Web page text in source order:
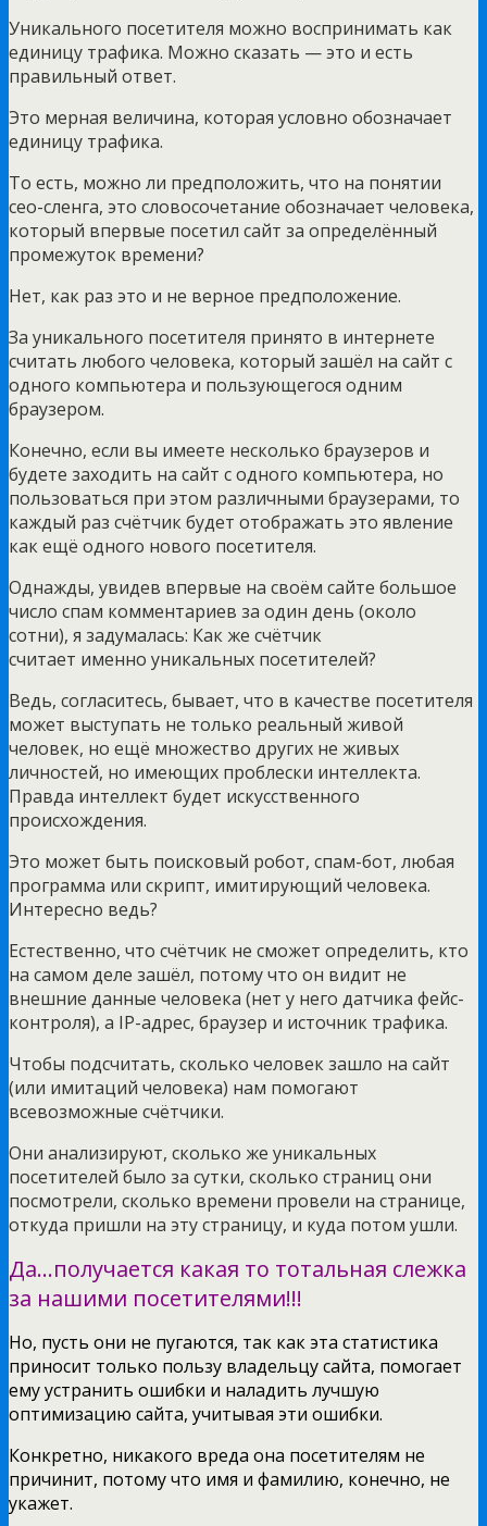
Уникального посетителя можно воспринимать как
единицу трафика. Можно сказать — это и есть
правильный ответ.
Это мерная величина, которая условно обозначает
единицу трафика.
То есть, можно ли предположить, что на понятии
сео-сленга, это словосочетание обозначает человека,
который впервые посетил сайт за определённый
промежуток времени?
Нет, как раз это и не верное предположение.
За уникального посетителя принято в интернете
считать любого человека, который зашёл на сайт с
одного компьютера и пользующегося одним
браузером.
Конечно, если вы имеете несколько браузеров и
будете заходить на сайт с одного компьютера, но
пользоваться при этом различными браузерами, то
каждый раз счётчик будет отображать это явление
как ещё одного нового посетителя.
Однажды, увидев впервые на своём сайте большое
число спам комментариев за один день (около
сотни), я задумалась: Как же счётчик
считает именно уникальных посетителей?
Ведь, согласитесь, бывает, что в качестве посетителя
может выступать не только реальный живой
человек, но ещё множество других не живых
личностей, но имеющих проблески интеллекта.
Правда интеллект будет искусственного
происхождения.
Это может быть поисковый робот, спам-бот, любая
программа или скрипт, имитирующий человека.
Интересно ведь?
Естественно, что счётчик не сможет определить, кто
на самом деле зашёл, потому что он видит не
внешние данные человека (нет у него датчика фейс-
контроля), а IP-адрес, браузер и источник трафика.
Чтобы подсчитать, сколько человек зашло на сайт
(или имитаций человека) нам помогают
всевозможные счётчики.
Они анализируют, сколько же уникальных
посетителей было за сутки, сколько страниц они
посмотрели, сколько времени провели на странице,
откуда пришли на эту страницу, и куда потом ушли.
Да…получается какая то тотальная слежка
за нашими посетителями!!!
Но, пусть они не пугаются, так как эта статистика
приносит только пользу владельцу сайта, помогает
ему устранить ошибки и наладить лучшую
оптимизацию сайта, учитывая эти ошибки.
Конкретно, никакого вреда она посетителям не
причинит, потому что имя и фамилию, конечно, не
укажет.